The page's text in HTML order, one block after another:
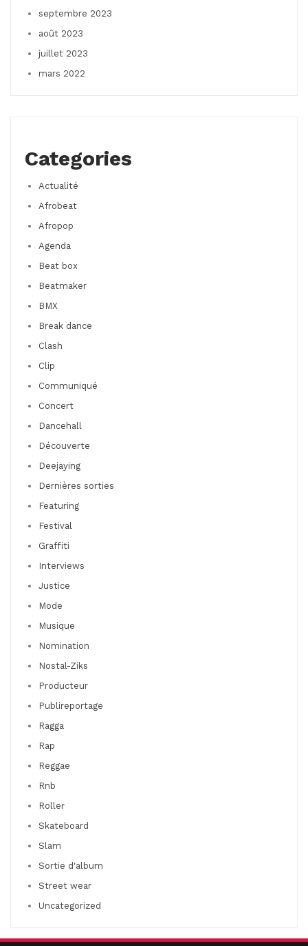
septembre 2023
août 2023
juillet 2023
mars 2022
Categories
Actualité
Afrobeat
Afropop
Agenda
Beat box
Beatmaker
BMX
Break dance
Clash
Clip
Communiqué
Concert
Dancehall
Découverte
Deejaying
Dernières sorties
Featuring
Festival
Graffiti
Interviews
Justice
Mode
Musique
Nomination
Nostal-Ziks
Producteur
Publireportage
Ragga
Rap
Reggae
Rnb
Roller
Skateboard
Slam
Sortie d'album
Street wear
Uncategorized